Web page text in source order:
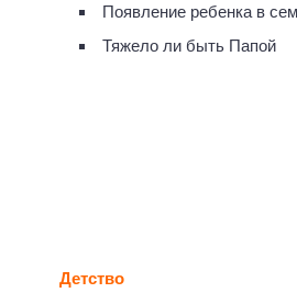
Появление ребенка в
Тяжело ли быть Папой
Детство